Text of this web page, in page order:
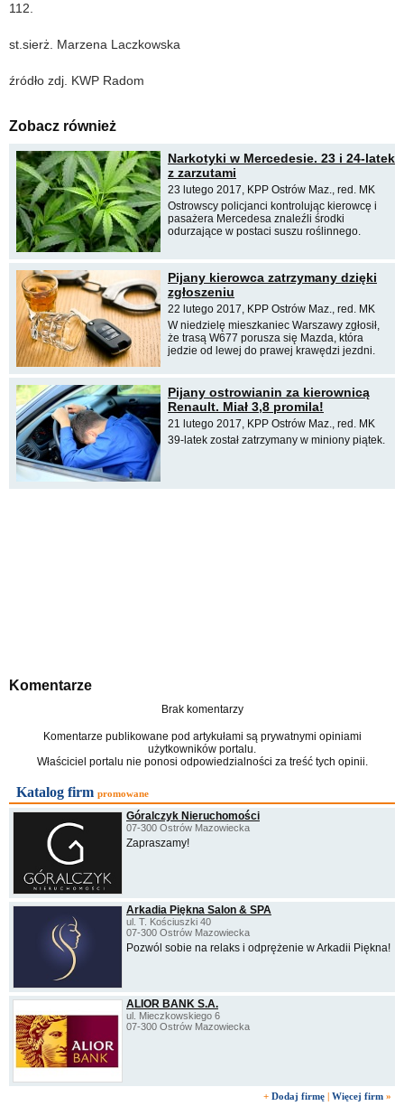
112.
st.sierż. Marzena Laczkowska
źródło zdj. KWP Radom
Zobacz również
Narkotyki w Mercedesie. 23 i 24-latek
z zarzutami
23 lutego 2017, KPP Ostrów Maz., red. MK
Ostrowscy policjanci kontrolując kierowcę i
pasażera Mercedesa znaleźli środki
odurzające w postaci suszu roślinnego.
Pijany kierowca zatrzymany dzięki
zgłoszeniu
22 lutego 2017, KPP Ostrów Maz., red. MK
W niedzielę mieszkaniec Warszawy zgłosił,
że trasą W677 porusza się Mazda, która
jedzie od lewej do prawej krawędzi jezdni.
Pijany ostrowianin za kierownicą
Renault. Miał 3,8 promila!
21 lutego 2017, KPP Ostrów Maz., red. MK
39-latek został zatrzymany w miniony piątek.
Komentarze
Brak komentarzy
Komentarze publikowane pod artykułami są prywatnymi opiniami
użytkowników portalu.
Właściciel portalu nie ponosi odpowiedzialności za treść tych opinii.
Katalog firm promowane
Góralczyk Nieruchomości
07-300 Ostrów Mazowiecka
Zapraszamy!
Arkadia Piękna Salon & SPA
ul. T. Kościuszki 40
07-300 Ostrów Mazowiecka
Pozwól sobie na relaks i odprężenie w Arkadii Piękna!
ALIOR BANK S.A.
ul. Mieczkowskiego 6
07-300 Ostrów Mazowiecka
+ Dodaj firmę | Więcej firm »